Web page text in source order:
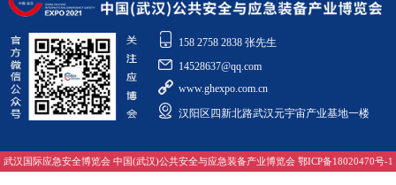
158 2758 2838 张先生
14528637@qq.com
www.ghexpo.com.cn
汉阳区四新北路武汉元宇宙产业基地一楼
武汉国际应急安全博览会 中国(武汉)公共安全与应急装备产业博览会 鄂ICP备18020470号-1